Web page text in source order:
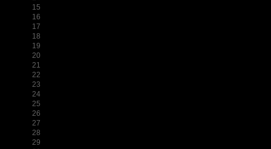
15
16
17
18
19
20
21
22
23
24
25
26
27
28
29